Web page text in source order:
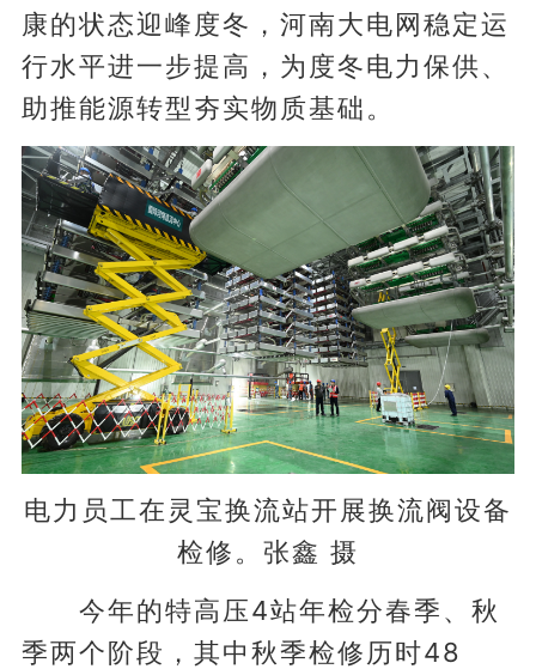
康的状态迎峰度冬，河南大电网稳定运
行水平进一步提高，为度冬电力保供、
助推能源转型夯实物质基础。
电力员工在灵宝换流站开展换流阀设备
检修。张鑫 摄
今年的特高压4站年检分春季、秋
季两个阶段，其中秋季检修历时48